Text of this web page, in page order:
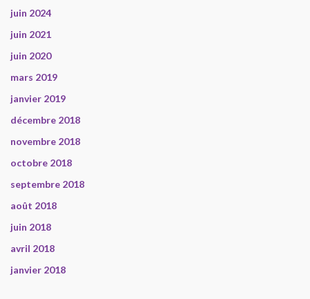
juin 2024
juin 2021
juin 2020
mars 2019
janvier 2019
décembre 2018
novembre 2018
octobre 2018
septembre 2018
août 2018
juin 2018
avril 2018
janvier 2018